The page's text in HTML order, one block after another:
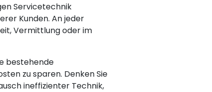
Servicetechnik
Kunden. An jeder
Vermittlung oder im
bestehende
zu sparen. Denken Sie
ineffizienter Technik,